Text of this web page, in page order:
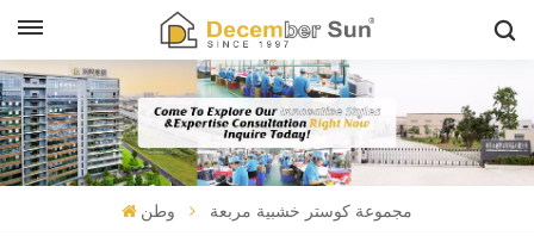
وطن مجموعة كوستر خشبية مربعة